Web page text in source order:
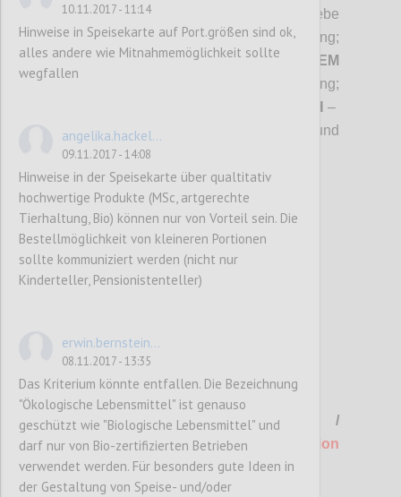
Privatvermieter;
- Gastronomiebetriebe
und Beherbergungsbetriebe mit Verpflegung;
CAT– Cateringbetriebe (Eventcatering);
GEM
– Betriebe der Gemeinschaftsverpflegung;
SCH–
Schutzhütten;
– Museen und
Ausstellungshäuser
P4
1. Allgemeine Betriebsführung /
UmweltmanagementundKommuniktation
(M) - MUSS-Kriterien
10.11.2017 - 11:14
Hinweise in Speisekarte auf Port.größen sind ok,
alles andere wie Mitnahmemöglichkeit sollte
wegfallen
angelika.hackel...
09.11.2017 - 14:08
Hinweise in der Speisekarte über qualtitativ
hochwertige Produkte (MSc, artgerechte
Tierhaltung, Bio) können nur von Vorteil sein. Die
Bestellmöglichkeit von kleineren Portionen
sollte kommuniziert werden (nicht nur
Kinderteller, Pensionistenteller)
erwin.bernstein...
08.11.2017 - 13:35
Das Kriterium könnte entfallen. Die Bezeichnung
"Ökologische Lebensmittel" ist genauso
geschützt wie "Biologische Lebensmittel" und
darf nur von Bio-zertifizierten Betrieben
verwendet werden. Für besonders gute Ideen in
der Gestaltung von Speise- und/oder